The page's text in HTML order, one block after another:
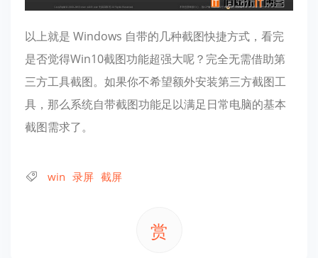
以上就是 Windows 自带的几种截图快捷方式，看完
是否觉得Win10截图功能超强大呢？完全无需借助第
三方工具截图。如果你不希望额外安装第三方截图工
具，那么系统自带截图功能足以满足日常电脑的基本
截图需求了。
win 录屏 截屏
赏